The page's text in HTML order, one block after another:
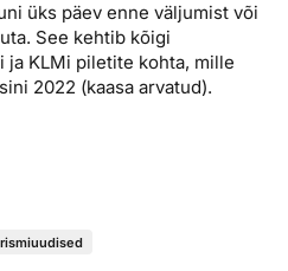
üks päev enne väljumist või
See kehtib kõigi
ja KLMi piletite kohta, mille
2022 (kaasa arvatud).